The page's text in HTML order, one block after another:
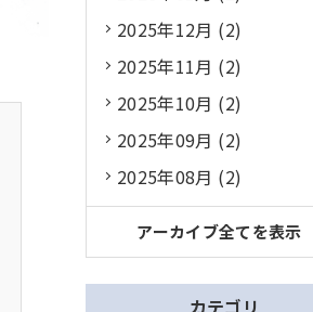
2025年12月 (2)
2025年11月 (2)
2025年10月 (2)
2025年09月 (2)
2025年08月 (2)
アーカイブ全てを表示
カテゴリ